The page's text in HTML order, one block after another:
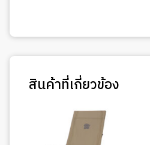
สินค้าที่เกี่ยวข้อง